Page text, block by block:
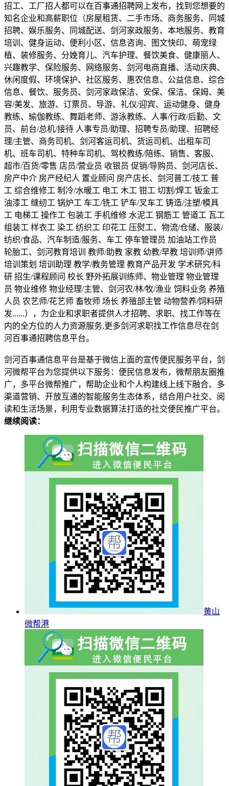
招工、工厂招人都可以在百事通招聘网上发布，找到您想要的
知名企业和高薪职位（房屋租赁、二手市场、商务服务、同城
招聘、娱乐服务、同城配送、剑河家政服务、本地服务、教育
培训、健身运动、便利小区、信息咨询、图文快印、萌宠绿
植、装修服务、分娩育儿、汽车护理、餐饮美食、健康丽人、
兴趣教学、保险服务、网络服务、剑河电商直播、活动庆典、
休闲度假、环境保护、社区服务、惠农信息、公益信息、综合
信息、餐饮、服务员、剑河家政保洁、安保、保洁、保姆、美
容/美发、旅游、订票员、导游、礼仪/迎宾、运动健身、健身
教练、瑜伽教练、舞蹈老师、游泳教练、人事/行政/后勤、文
员、前台/总机/接待 人事专员/助理、招聘专员/助理、招聘经
理/主管、商务司机、剑河客运司机、货运司机、出租车司
机、班车司机、特种车司机、驾校教练/陪练、销售、客服、
超市/百货/零售 店员/营业员 收银员 促销/导购员、剑河店长、
房产中介 房产经纪人 置业顾问 房产店长、剑河普工/技工 普
工 综合维修工 制冷/水暖工 电工 木工 钳工 切割/焊工 钣金工
油漆工 缝纫工 锅炉工 车工/铣工 铲车/叉车工 铸造/注塑/模具
工 电梯工 操作工 包装工 手机维修 水泥工 钢筋工 管道工 瓦工
组装工 样衣工 染工 纺织工 印花工 压熨工、物流/仓储、服装/
纺织/食品、汽车制造/服务、车工 停车管理员 加油站工作员
轮胎工、剑河教育培训 教师/助教 家教 幼教/早教 培训师/讲师
培训策划 培训助理 教学/教务管理 教育产品开发 学术研究/科
研 招生/课程顾问 校长 野外拓展训练师、物业管理 物业管理
员 物业维修 物业经理/主管、剑河农/林/牧/渔业 饲料业务 养殖
人员 农艺师/花艺师 畜牧师 场长 养殖部主管 动物营养/饲料研
发......），为企业和求职者提供人才招聘、求职、找工作等在
内的全方位的人力资源服务,更多剑河求职找工作信息尽在剑
河百事通招聘信息平台。
剑河百事通信息平台是基于微信上面的宣传便民服务平台，剑
河微帮平台为您提供以下服务：便民信息发布，微帮朋友圈推
广，多平台微帮推广，帮助企业和个人构建线上线下融合、多
渠道营销、开放互通的智能服务生态体系，结合用户社交、阅
读和生活场景，利用专业数据算法打造的社交便民推广平台。
继续阅读：
黄山
微帮港